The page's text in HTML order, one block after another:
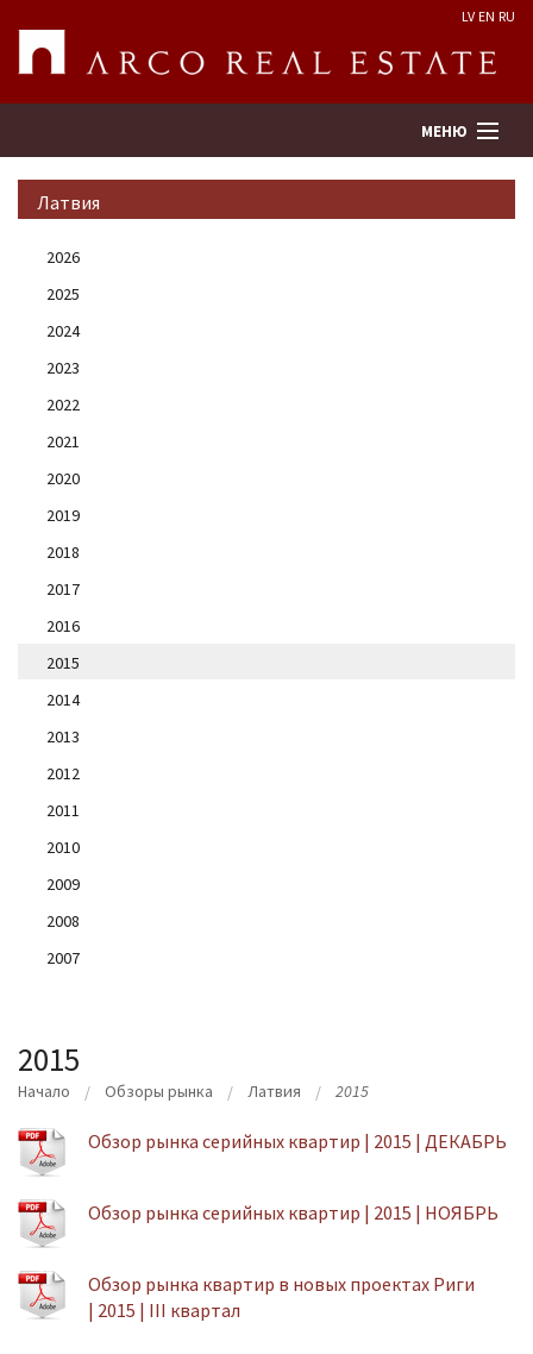
LV EN RU
МЕНЮ
Оценка недвижимости
Предприятие
Kонтакты
Латвия
2026
2025
2024
2023
2022
2021
2020
2019
2018
2017
2016
2015
2014
2013
2012
2011
2010
2009
2008
2007
2015
Начало Oбзоры рынка Латвия 2015
Обзор рынка серийных квартир | 2015 | ДЕКАБРЬ
Обзор рынка серийных квартир | 2015 | НОЯБРЬ
Обзор рынка квартир в новых проектах Риги
| 2015 | III квартал